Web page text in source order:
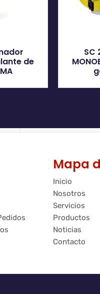
de
SC
Mapa
Inicio
Nosotros
Servicios
Productos
Noticias
Contacto